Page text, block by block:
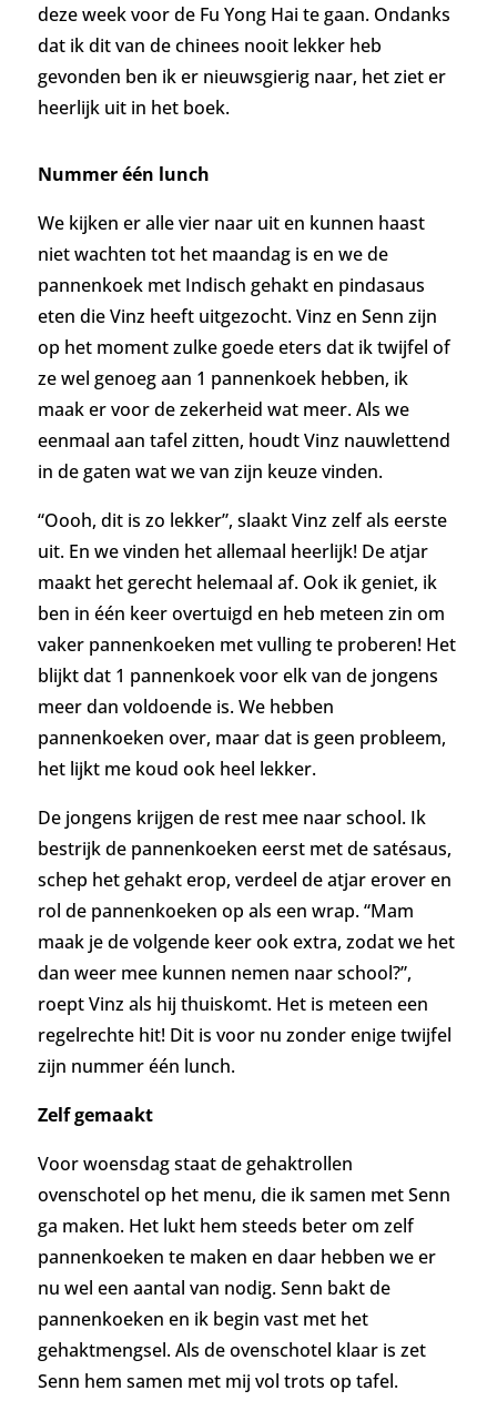
deze week voor de Fu Yong Hai te gaan. Ondanks
dat ik dit van de chinees nooit lekker heb
gevonden ben ik er nieuwsgierig naar, het ziet er
heerlijk uit in het boek.
Nummer één lunch
We kijken er alle vier naar uit en kunnen haast
niet wachten tot het maandag is en we de
pannenkoek met Indisch gehakt en pindasaus
eten die Vinz heeft uitgezocht. Vinz en Senn zijn
op het moment zulke goede eters dat ik twijfel of
ze wel genoeg aan 1 pannenkoek hebben, ik
maak er voor de zekerheid wat meer. Als we
eenmaal aan tafel zitten, houdt Vinz nauwlettend
in de gaten wat we van zijn keuze vinden.
“Oooh, dit is zo lekker”, slaakt Vinz zelf als eerste
uit. En we vinden het allemaal heerlijk! De atjar
maakt het gerecht helemaal af. Ook ik geniet, ik
ben in één keer overtuigd en heb meteen zin om
vaker pannenkoeken met vulling te proberen! Het
blijkt dat 1 pannenkoek voor elk van de jongens
meer dan voldoende is. We hebben
pannenkoeken over, maar dat is geen probleem,
het lijkt me koud ook heel lekker.
De jongens krijgen de rest mee naar school. Ik
bestrijk de pannenkoeken eerst met de satésaus,
schep het gehakt erop, verdeel de atjar erover en
rol de pannenkoeken op als een wrap. “Mam
maak je de volgende keer ook extra, zodat we het
dan weer mee kunnen nemen naar school?”,
roept Vinz als hij thuiskomt. Het is meteen een
regelrechte hit! Dit is voor nu zonder enige twijfel
zijn nummer één lunch.
Zelf gemaakt
Voor woensdag staat de gehaktrollen
ovenschotel op het menu, die ik samen met Senn
ga maken. Het lukt hem steeds beter om zelf
pannenkoeken te maken en daar hebben we er
nu wel een aantal van nodig. Senn bakt de
pannenkoeken en ik begin vast met het
gehaktmengsel. Als de ovenschotel klaar is zet
Senn hem samen met mij vol trots op tafel.